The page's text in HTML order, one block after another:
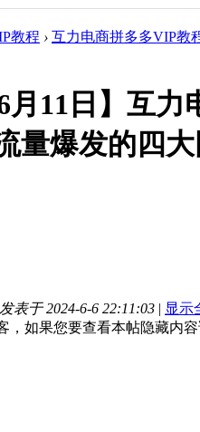
教程 › 互力电商拼多多VIP教
月11日】互
量爆发的四
发表于 2024-6-6 22:11:03 | 显示
，如果您要查看本帖隐藏内